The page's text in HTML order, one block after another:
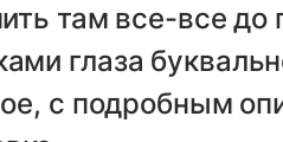
там все-все до
глаза
с подробным